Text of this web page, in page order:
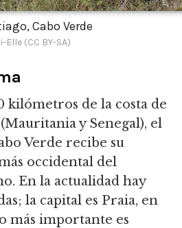
Cabo Verde
Elle (CC BY-SA)
kilómetros de la costa de
y Senegal), el
Verde recibe su
occidental del
En la actualidad hay
la capital es Praia, en
más importante es